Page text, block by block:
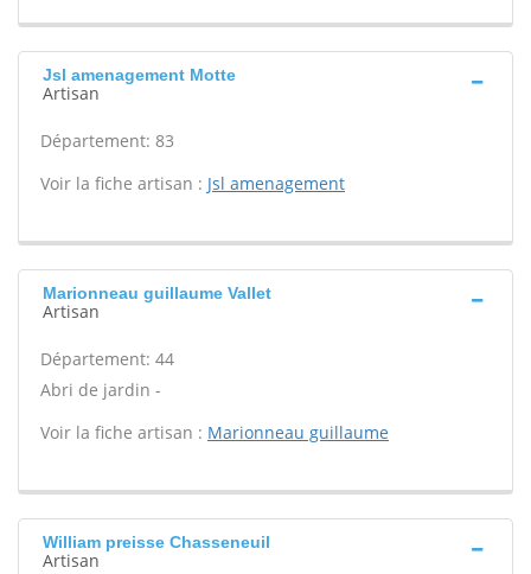
Jsl amenagement Motte
Artisan
Département: 83
Voir la fiche artisan : Jsl amenagement
Marionneau guillaume Vallet
Artisan
Département: 44
Abri de jardin -
Voir la fiche artisan : Marionneau guillaume
William preisse Chasseneuil
Artisan